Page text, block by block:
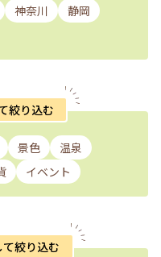
神奈川
静岡
絞り込む
景色
温泉
イベント
絞り込む